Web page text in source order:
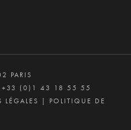
PARIS
(0)1 43 18 55 55
| POLITIQUE DE